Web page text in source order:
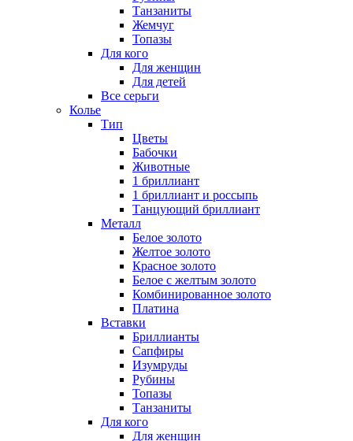
Танзаниты
Жемчуг
Топазы
Для кого
Для женщин
Для детей
Все серьги
Колье
Тип
Цветы
Бабочки
Животные
1 бриллиант
1 бриллиант и россыпь
Танцующий бриллиант
Металл
Белое золото
Желтое золото
Красное золото
Белое с желтым золото
Комбинированное золото
Платина
Вставки
Бриллианты
Сапфиры
Изумруды
Рубины
Топазы
Танзаниты
Для кого
Для женщин